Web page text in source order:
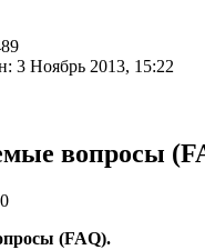
3 Ноябрь 2013, 15:22
вопросы
(FAQ).